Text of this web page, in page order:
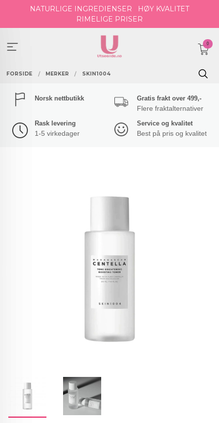
NATURLIGE INGREDIENSER
HØY KVALITET
RIMELIGE PRISER
0
FORSIDE MERKER SKIN1004
Norsk nettbutikk Gratis frakt over 499,-
Flere fraktalternativer
Rask levering
1-5 virkedager
Service og kvalitet
Best på pris og kvalitet